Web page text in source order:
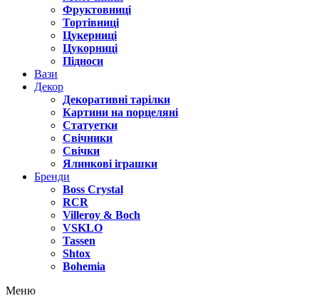
Фруктовниці
Тортівниці
Цукерниці
Цукорниці
Підноси
Вази
Декор
Декоративні тарілки
Картини на порцеляні
Статуетки
Свічники
Свічки
Ялинкові іграшки
Бренди
Boss Crystal
RCR
Villeroy & Boch
VSKLO
Tassen
Shtox
Bohemia
Меню